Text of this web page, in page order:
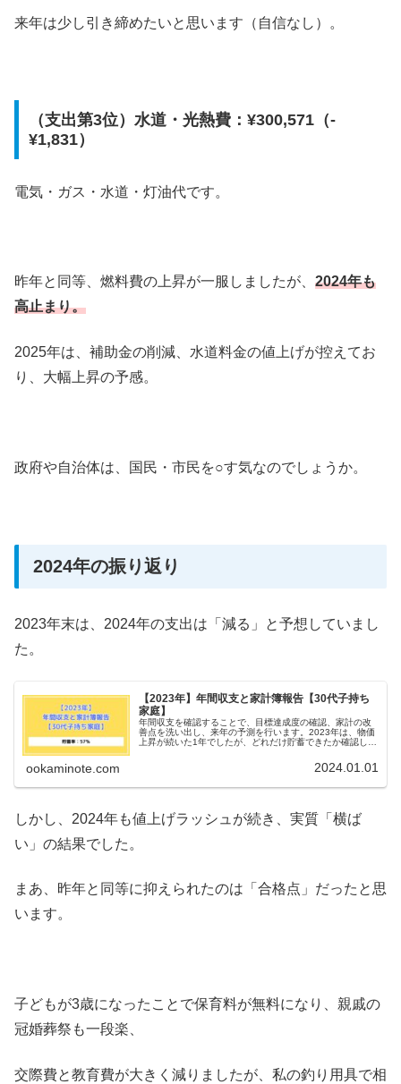
来年は少し引き締めたいと思います（自信なし）。
（支出第3位）水道・光熱費：¥300,571（-
¥1,831）
電気・ガス・水道・灯油代です。
昨年と同等、燃料費の上昇が一服しましたが、 2024年も
高止まり。
2025年は、補助金の削減、水道料金の値上げが控えてお
り、大幅上昇の予感。
政府や自治体は、国民・市民を○す気なのでしょうか。
2024年の振り返り
2023年末は、2024年の支出は「減る」と予想していまし
た。
【2023年】年間収支と家計簿報告【30代子持ち
家庭】
年間収支を確認することで、目標達成度の確認、家計の改
善点を洗い出し、来年の予測を行います。2023年は、物価
上昇が続いた1年でしたが、どれだけ貯蓄できたか確認して
ookaminote.com 2024.01.01
しかし、2024年も値上げラッシュが続き、実質「横ば
い」の結果でした。
まあ、昨年と同等に抑えられたのは「合格点」だったと思
います。
子どもが3歳になったことで保育料が無料になり、親戚の
冠婚葬祭も一段楽、
交際費と教育費が大きく減りましたが、私の釣り用具で相